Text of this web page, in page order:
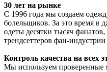
30 лет на рынке
С 1996 года мы создаем
болельщиков. За это время в
одеты десятки тысяч
трендсеттеров фан-
Контроль качества на всех
Мы используем проверенные